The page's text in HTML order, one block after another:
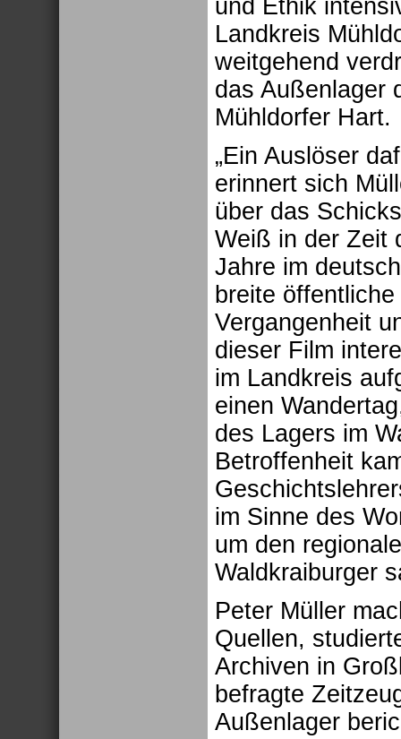
und Ethik
Landkreis
weitgehend
das Außenlager
Mühldorfer Hart.
„Ein Auslöser
erinnert sich
über das
Weiß in der Zeit
Jahre im
breite
Vergangenheit
dieser Film
im Landkreis
einen
des Lagers im
Betroffenheit
im Sinne des
um den
Waldkraiburger
Peter Müller
Quellen,
Archiven in
befragte
Außenlager